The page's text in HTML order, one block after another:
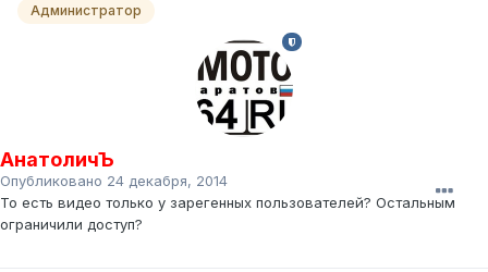
Администратор
АнатоличЪ
Опубликовано 24 декабря, 2014
То есть видео только у зарегенных пользователей? Остальным
ограничили доступ?